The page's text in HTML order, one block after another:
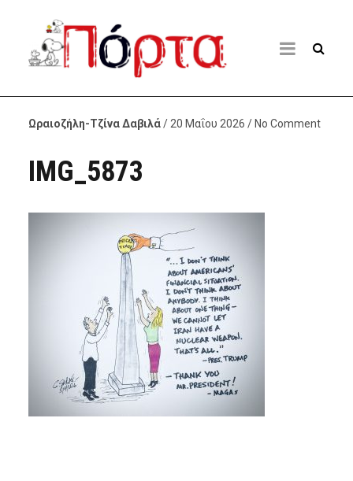
Ωραιοζήλη-Τζίνα Δαβιλά/ 20 Μαΐου 2026 / No Comment
IMG_5873